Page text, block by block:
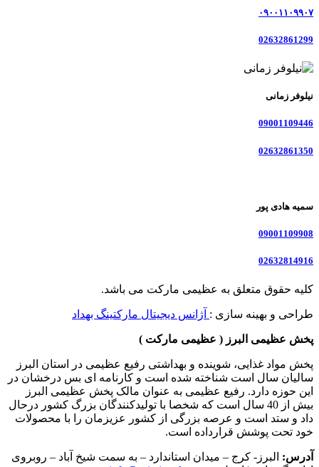
۰۹۰۰۱۱۰۹۹۰۷
02632861299
نیلوفر زمانی
09001109446
02632861350
سمیه هادی پور
09001109908
02632814916
کلیه حقوق متعلق به عظیمی مارکت می باشد.
طراحی و بهینه سازی : آژانس دیجیتال مارکتینگ بهداد
پخش عظیمی البرز ( عظیمی مارکت )
پخش مواد غذایی، شوینده و بهداشتی رفیع عظیمی در استان البرز
سالیان سال است شناخته شده است و کارنامه ای بس درخشان در
این حوزه دارد. رفیع عظیمی به عنوان مالک پخش عظیمی البرز
بیش از 40 سال است که شخصا با تولیدکنندگان بزرگ کشور درحال
داد و ستد است و عرصه بزرگی از کشور عزیزمان را با محصولات
خود تحت پوشش قرارداده است.
آدرس: البرز- کرج – میدان استاندارد – به سمت شیخ آباد – روبروی